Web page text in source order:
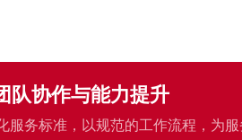
队协作与能力提升
服务标准，以规范的工作流程，为